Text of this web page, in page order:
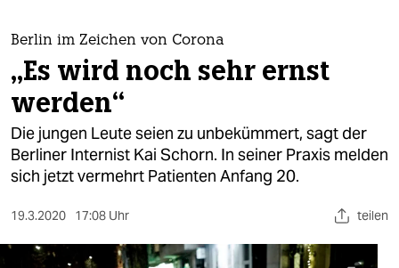
themen
politik
öko
gesellschaft
sport
Berlin im Zeichen von Corona
„Es wird noch sehr ernst
werden“
Die jungen Leute seien zu unbekümmert, sagt der
Berliner Internist Kai Schorn. In seiner Praxis melden
sich jetzt vermehrt Patienten Anfang 20.
19.3.2020 17:08 Uhr teilen